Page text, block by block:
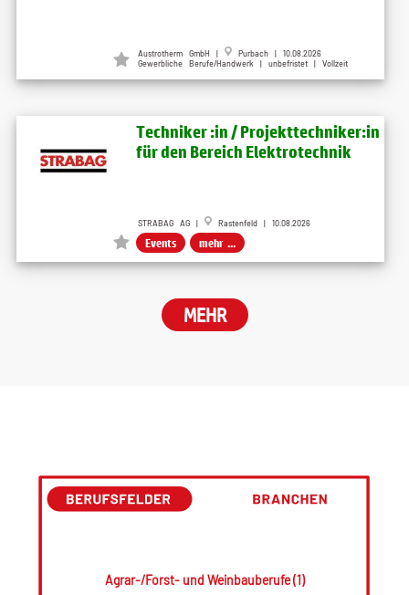
Austrotherm GmbH | Purbach | 10.08.2026
Gewerbliche Berufe/Handwerk | unbefristet | Vollzeit
Techniker :in / Projekttechniker:in
für den Bereich Elektrotechnik
STRABAG AG | Rastenfeld | 10.08.2026
Events mehr ...
MEHR
Agrar-/Forst- und Weinbauberufe (1)